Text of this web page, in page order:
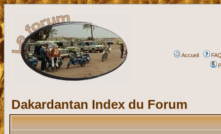
Accueil
Dakardantan Index du Forum